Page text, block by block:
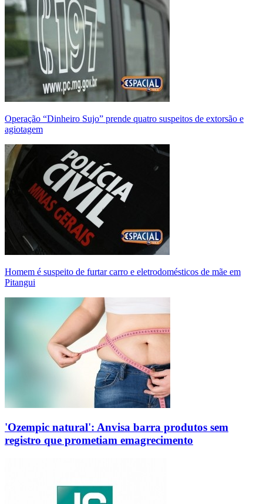
Operação “Dinheiro Sujo” prende quatro suspeitos de extorsão e
agiotagem
Homem é suspeito de furtar carro e eletrodomésticos de mãe em
Pitangui
'Ozempic natural': Anvisa barra produtos sem
registro que prometiam emagrecimento